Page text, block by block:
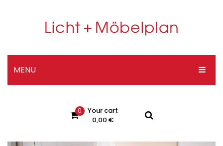
MENU
DESIGNER-SHOP
0
Your cart
0,00 €